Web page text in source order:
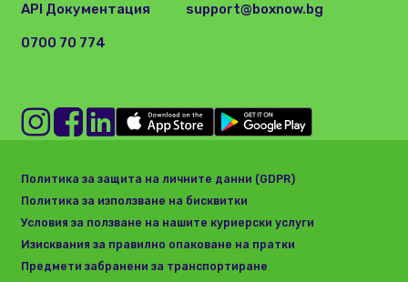
API Документация support@boxnow.bg
0700 70 774
Политика за защита на личните данни (GDPR)
Политика за използване на бисквитки
Условия за ползване на нашите куриерски услуги
Изисквания за правилно опаковане на пратки
Предмети забранени за транспортиране